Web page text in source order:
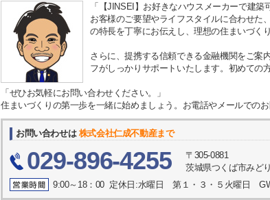
「【JINSEI】お好きなハウスメーカーで建築
お客様のご要望やライフスタイルに合わせた
の特長を丁寧にお伝えし、理想の住まいづく
さらに、提携する信頼できる金融機関をご案
フがしっかりサポートいたします。初めての
「ぜひお気軽にお問い合わせください。」
住まいづくりの第一歩を一緒に始めましょう。お電話やメールでの
お問い合わせは 株式会社仁成不動産まで
029-896-4255
〒305-0881
茨城県つくば市みど
9:00～18：00 定休日:水曜日 第１・３・５火曜日